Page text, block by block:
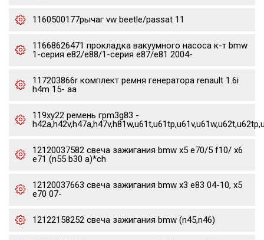
1160500177рычаг vw beetle/passat 11
11668626471 прокладка вакуумного насоса к-т bmw
1-серия e82/e88/1-серия e87/e81 2004-
117203866r комплект ремня генератора renault 1.6i
h4m 15- aa
119xy22 ремень грm3g83 -
12120037582 свеча зажигания bmw x5 e70/5 f10/ x6
e71 (n55 b30 a)*ch
12120037663 свеча зажигания bmw x3 e83 04-10, x5
e70 07-
12122158252 свеча зажигания bmw (n45,n46)